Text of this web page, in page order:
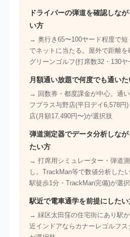
ドライバーの弾道を確認しな
い方
→ 奥行き65〜100ヤード程度で短
でネットに当たる。屋外で距離
グリーンゴルフ(打席数32・130ヤ
月額通い放題で何度でも通い
→ 回数券・都度課金が中心。通
フプラス与野店(平日デイ6,578円
店(月額17,490円〜)が選択肢
弾道測定器でデータ分析しな
たい方
→ 打席用シミュレーター・弾道
し。TrackMan等で数値分析した
駅徒歩1分・TrackMan完備)が選
駅近で電車通学を前提にしたい
→ 緑区太田窪の住宅街にあり駅
近インドアならカナーレゴルフ